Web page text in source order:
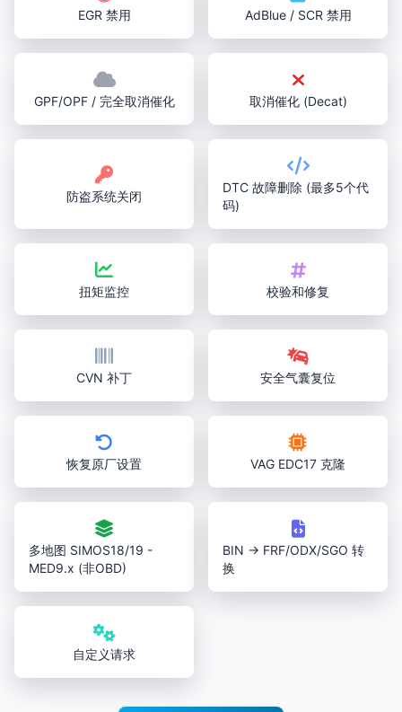
EGR 禁用 AdBlue / SCR 禁用
GPF/OPF / 完全取消催化 取消催化 (Decat)
防盗系统关闭
DTC 故障删除 (最多5个代
码)
扭矩监控 校验和修复
CVN 补丁 安全气囊复位
恢复原厂设置 VAG EDC17 克隆
多地图 SIMOS18/19 -
MED9.x (非OBD)
BIN → FRF/ODX/SGO 转
换
自定义请求